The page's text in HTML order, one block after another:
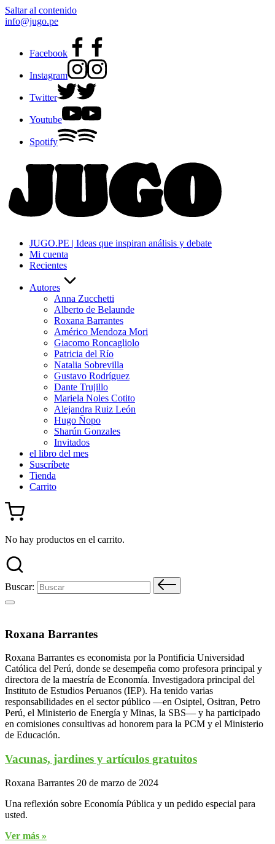
Saltar al contenido
info@jugo.pe
Facebook
Instagram
Twitter
Youtube
Spotify
JUGO.PE | Ideas que inspiran análisis y debate
Mi cuenta
Recientes
Autores
Anna Zucchetti
Alberto de Belaunde
Roxana Barrantes
Américo Mendoza Mori
Giacomo Roncagliolo
Patricia del Río
Natalia Sobrevilla
Gustavo Rodríguez
Dante Trujillo
Mariela Noles Cotito
Alejandra Ruiz León
Hugo Ñopo
Sharún Gonzales
Invitados
el libro del mes
Suscríbete
Tienda
Carrito
No hay productos en el carrito.
Buscar:
Roxana Barrantes
Roxana Barrantes es economista por la Pontificia Universidad
Católica del Perú, donde se desempeña como profesora principal y
directora de la maestría de Economía. Investigadora principal del
Instituto de Estudios Peruanos (IEP). Ha tenido varias
responsabilidades en el sector público —en Osiptel, Ositran, Petro
Perú, el Ministerio de Energía y Minas, la SBS— y ha participado
en comisiones consultivas ad honorem para la PCM y el Ministerio
de Educación.
Vacunas, jardines y artículos gratuitos
Roxana Barrantes 20 de marzo de 2024
Una reflexión sobre Economía Pública y un pedido especial para
usted.
Ver más »